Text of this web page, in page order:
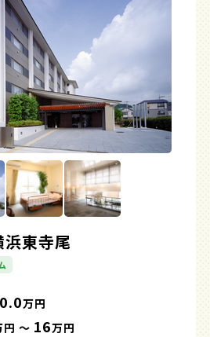
浜東寺尾
万円
円 ～ 16万円